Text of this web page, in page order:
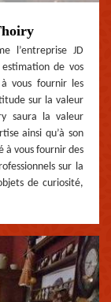
l’entreprise JD
de vos
vous fournir les
sur la valeur
saura la valeur
ainsi qu’à son
à vous fournir des
sur la
de curiosité,